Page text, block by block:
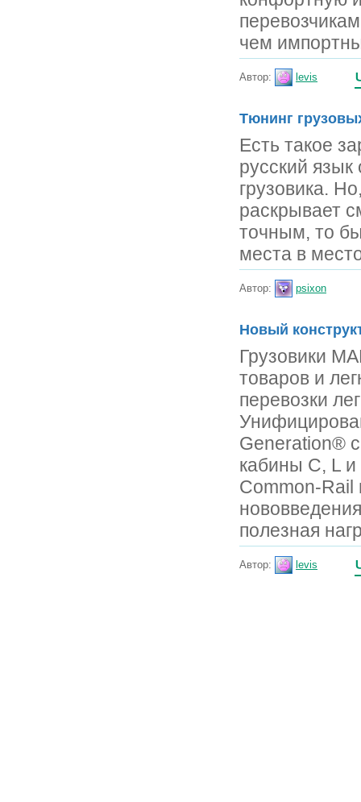
чем
Автор: levis
Тюнинг
Есть такое
русский язык
грузовика.
раскрывает
точным, то
места в
Автор: psixon
Новый
Грузовики
товаров и
перевозки
Generation®
кабины С, L и
Common-Rail
полезная
Автор: levis